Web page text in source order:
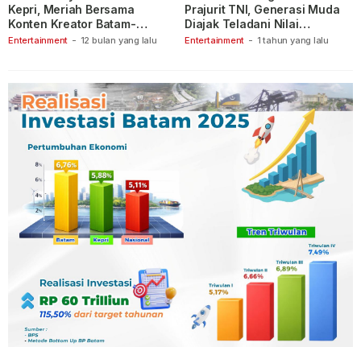
Entertainment - 12 bulan yang lalu
Kepri, Meriah Bersama
Konten Kreator Batam-
Tanjungpinang
Entertainment - 1 tahun yang lalu
Prajurit TNI, Generasi Muda
Diajak Teladani Nilai
Keberanian